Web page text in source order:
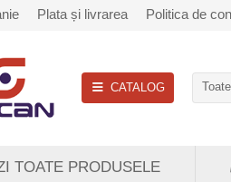
Plata și livrarea Politica de
CATALOG
TOATE PRODUSELE